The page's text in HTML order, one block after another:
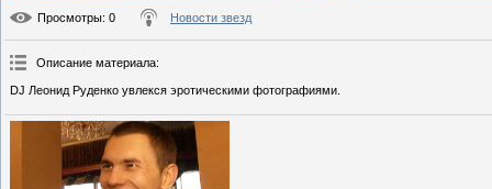
Просмотры: 0 Новости звезд
Описание материала:
DJ Леонид Руденко увлекся эротическими фотографиями.